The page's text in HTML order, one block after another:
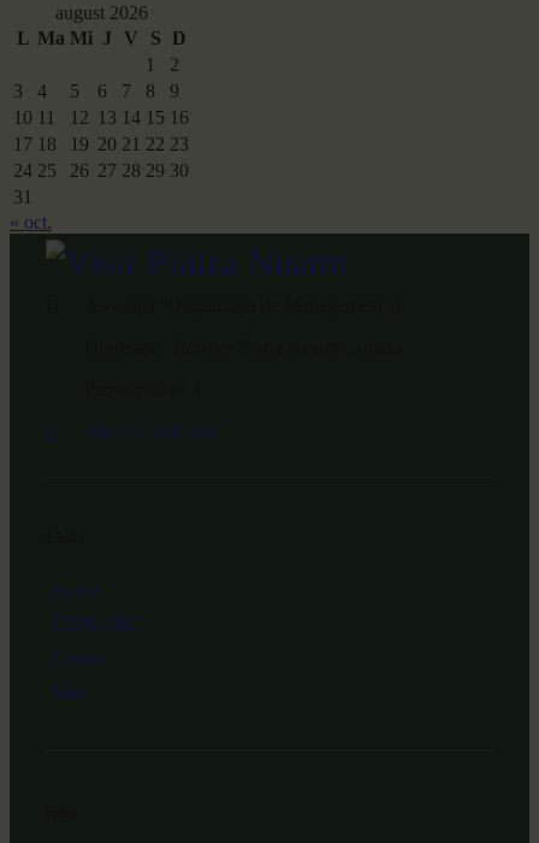
august 2026
L Ma Mi J V S
D
1
2
3
4 5 6 7 8
9
10 11 12 13 14 15 16
17 18 19 20 21 22 23
24 25 26 27 28 29 30
31
« oct.
+40 757 799 224
Home
EXPLORE
Events
Visit